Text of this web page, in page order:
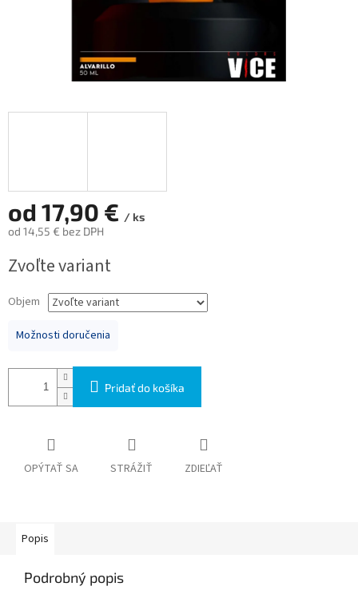
od 17,90 € / ks
od 14,55 € bez DPH
cena:
Zvoľte variant
Objem
Možnosti doručenia
Pridať do košíka
OPÝTAŤ SA STRÁŽIŤ ZDIEĽAŤ
Popis
Podrobný popis